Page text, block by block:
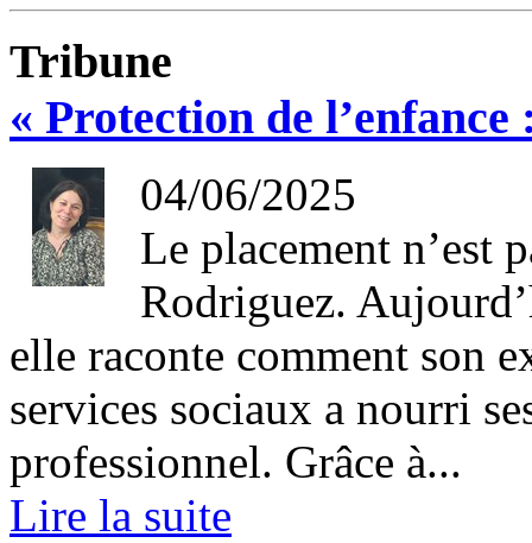
Tribune
« Protection de
04/06/2025
Le placement n’est
Rodriguez.
elle raconte comment son
services sociaux a nourri
professionnel. Grâce à...
Lire la suite